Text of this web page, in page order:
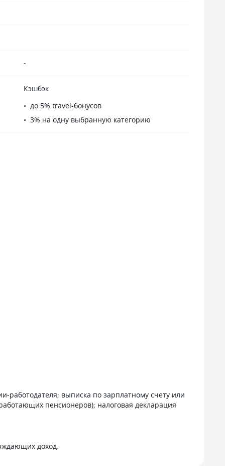
-
Кэшбэк
до 5% travel-бонусов
3% на одну выбранную категорию
выписка по зарплатному счету или
пенсионеров); налоговая декларация
доход.